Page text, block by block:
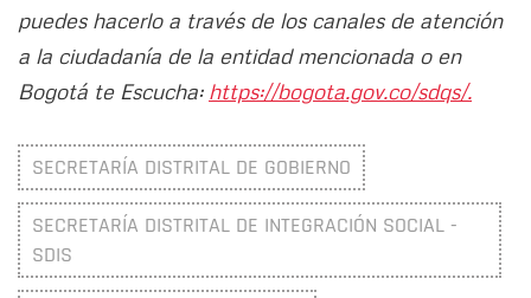
puedes hacerlo a través de los canales de atención
a la ciudadanía de la entidad mencionada o en
Bogotá te Escucha: https://bogota.gov.co/sdqs/.
SECRETARÍA DISTRITAL DE GOBIERNO
SECRETARÍA DISTRITAL DE INTEGRACIÓN SOCIAL -
SDIS